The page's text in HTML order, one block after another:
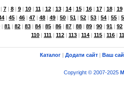
7| 8| 9| 10| 11| 12| 13| 14| 15| 16| 17| 18| 19
| 45 | 46 | 47 | 48 | 49 | 50 | 51 | 52 | 53 | 54 | 55 |
| 81 | 82 | 83 | 84 | 85 | 86 | 87 | 88 | 89 | 90 | 91 | 92
110 | 111 | 112 | 113 | 114 | 115 | 116 |
Каталог | Додати сайт | Ваш
Copyright © 2007-2025